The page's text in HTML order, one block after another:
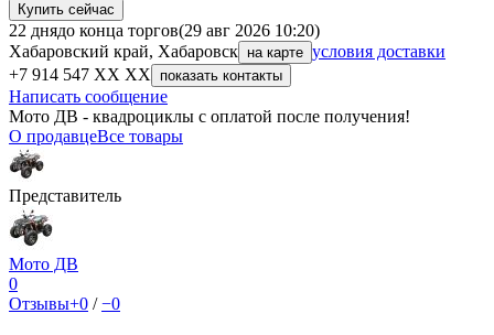
Купить сейчас
22 днядо конца торгов(29 авг 2026 10:20)
Хабаровский край, Хабаровск на карте условия доставки
+7 914 547 XX XX
показать контакты
Написать сообщение
Мото ДВ - квадроциклы с оплатой после получения!
О продавцеВсе товары
Представитель
Мото ДВ
0
Отзывы+0 /−0